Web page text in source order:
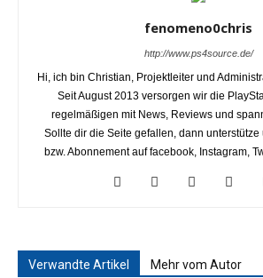
fenomeno0chris
http://www.ps4source.de/
Hi, ich bin Christian, Projektleiter und
Seit August 2013 versorgen wir die
regelmäßigen mit News, Reviews und
Sollte dir die Seite gefallen, dann unterstütze
bzw. Abonnement auf facebook, Instagram,
Verwandte Artikel Mehr vom Autor